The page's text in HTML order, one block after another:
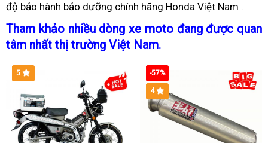
tặng
500
nhiều
500
gốc
xe
rebel
quà
tặng
rẻ
vô
địch
độ bảo hành bảo dưỡng giá
rebel
siêu
chính hãng Honda Việt Nam chủng
loại
mới
.
Tham khảohàng
nhập
chính
ngạch
từ
Thái
nhiều dòng xe motogiá
đang được quan
tâm nhất thị trường Việt Namtem
đẹp
hấp
dẫn
.
5 -57%
4